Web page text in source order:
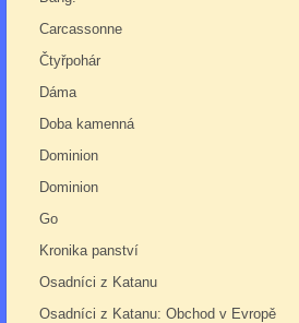
Carcassonne
Čtyřpohár
Dáma
Doba kamenná
Dominion
Dominion
Go
Kronika panství
Osadníci z Katanu
Osadníci z Katanu: Obchod v Evropě